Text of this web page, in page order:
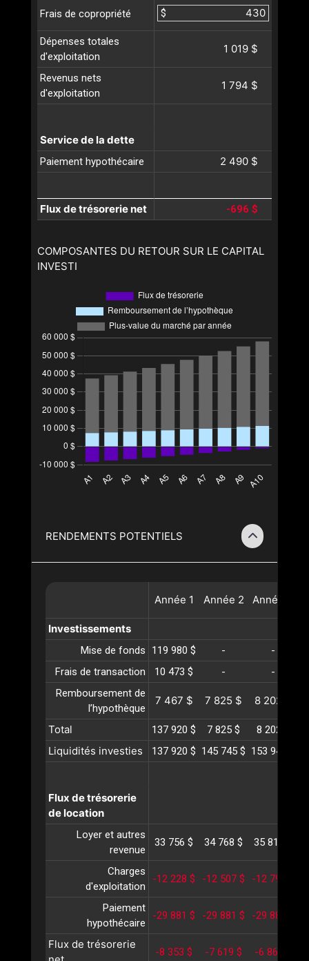
Frais de copropriété $
Dépenses totales
d'exploitation
1 019 $
Revenus nets
d'exploitation
1 794 $
Service de la dette
Paiement hypothécaire 2 490 $
Flux de trésorerie net -696 $
COMPOSANTES DU RETOUR SUR LE CAPITAL
INVESTI
RENDEMENTS POTENTIELS
Année 1 Année 2 Année
Investissements
Mise de fonds 119 980 $ -
-
Frais de transaction
10 473 $ -
-
Remboursement de
l’hypothèque
7 467 $ 7 825 $ 8 202 $
Total 137 920 $ 7 825 $ 8 202 $
Liquidités investies 137 920 $ 145 745 $ 153 948 $
Flux de trésorerie
de location
Loyer et autres
revenue
33 756 $ 34 768 $ 35 811 $
Charges
d'exploitation
-12 228 $ -12 507 $ -12 793 $
Paiement
hypothécaire
-29 881 $ -29 881 $ -29 881 $
Flux de trésorerie
-8 353 $ -7 619 $ -6 862 $